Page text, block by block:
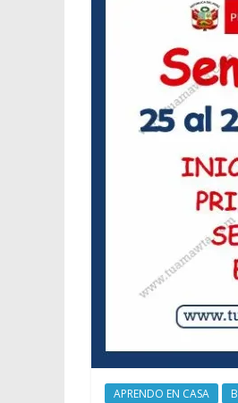
APRENDO EN CASA